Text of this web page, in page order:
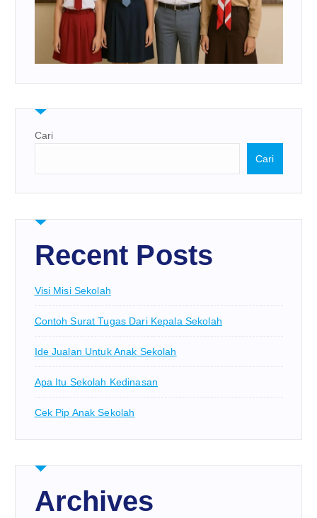
Cari
Cari
Recent Posts
Visi Misi Sekolah
Contoh Surat Tugas Dari Kepala Sekolah
Ide Jualan Untuk Anak Sekolah
Apa Itu Sekolah Kedinasan
Cek Pip Anak Sekolah
Archives